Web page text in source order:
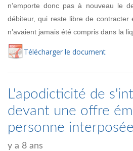
n’emporte donc pas à nouveau le
débiteur, qui reste libre de contracter
n’avaient jamais été compris dans la
Télécharger le document
L'apodicticité de
devant une offre
personne
y a 8 ans